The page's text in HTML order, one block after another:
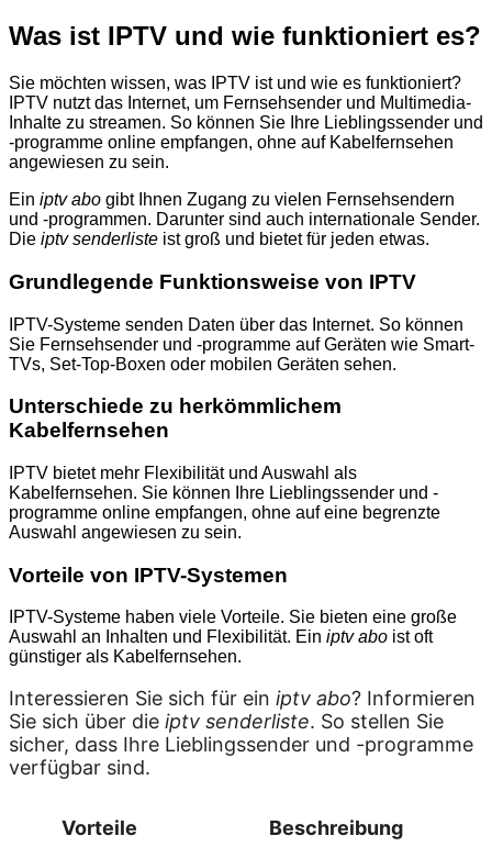
Was ist IPTV und wie funktioniert es?
Sie möchten wissen, was IPTV ist und wie es funktioniert?
IPTV nutzt das Internet, um Fernsehsender und Multimedia-
Inhalte zu streamen. So können Sie Ihre Lieblingssender und
-programme online empfangen, ohne auf Kabelfernsehen
angewiesen zu sein.
Ein iptv abo gibt Ihnen Zugang zu vielen Fernsehsendern
und -programmen. Darunter sind auch internationale Sender.
Die iptv senderliste ist groß und bietet für jeden etwas.
Grundlegende Funktionsweise von IPTV
IPTV-Systeme senden Daten über das Internet. So können
Sie Fernsehsender und -programme auf Geräten wie Smart-
TVs, Set-Top-Boxen oder mobilen Geräten sehen.
Unterschiede zu herkömmlichem
Kabelfernsehen
IPTV bietet mehr Flexibilität und Auswahl als
Kabelfernsehen. Sie können Ihre Lieblingssender und -
programme online empfangen, ohne auf eine begrenzte
Auswahl angewiesen zu sein.
Vorteile von IPTV-Systemen
IPTV-Systeme haben viele Vorteile. Sie bieten eine große
Auswahl an Inhalten und Flexibilität. Ein iptv abo ist oft
günstiger als Kabelfernsehen.
Interessieren Sie sich für ein iptv abo? Informieren
Sie sich über die iptv senderliste. So stellen Sie
sicher, dass Ihre Lieblingssender und -programme
verfügbar sind.
Vorteile Beschreibung